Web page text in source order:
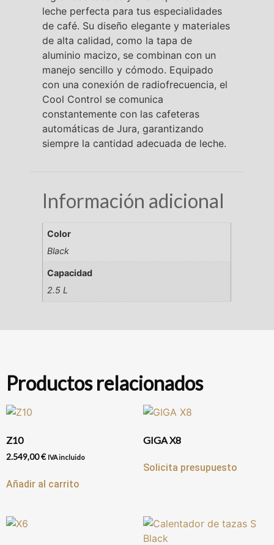
leche perfecta para tus especialidades
de café. Su diseño elegante y materiales
de alta calidad, como la tapa de
aluminio macizo, se combinan con un
manejo sencillo y cómodo. Equipado
con una conexión de radiofrecuencia, el
Cool Control se comunica
constantemente con las cafeteras
automáticas de Jura, garantizando
siempre la cantidad adecuada de leche.
Información adicional
Color
Black
Capacidad
2.5 L
Productos relacionados
Z10
2.549,00€ IVA incluido
Añadir al carrito
GIGA X8
Solicita presupuesto